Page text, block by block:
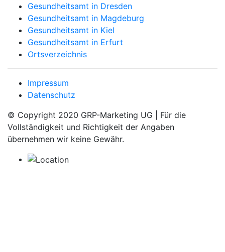
Gesundheitsamt in Dresden
Gesundheitsamt in Magdeburg
Gesundheitsamt in Kiel
Gesundheitsamt in Erfurt
Ortsverzeichnis
Impressum
Datenschutz
© Copyright 2020 GRP-Marketing UG | Für die
Vollständigkeit und Richtigkeit der Angaben
übernehmen wir keine Gewähr.